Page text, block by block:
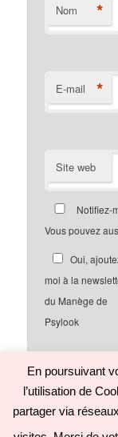
Nom *
E-mail *
Site web
Notifiez-
Vous pouvez
Oui,
moi à la
du Manège de
Psylook
Politique de
En poursuivant
l’utilisation de
partager via